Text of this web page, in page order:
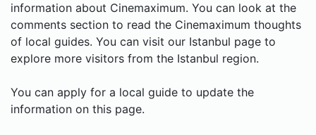
information about Cinemaximum. You can look at the
comments section to read the Cinemaximum thoughts
of local guides. You can visit our Istanbul page to
explore more visitors from the Istanbul region.
You can apply for a local guide to update the
information on this page.